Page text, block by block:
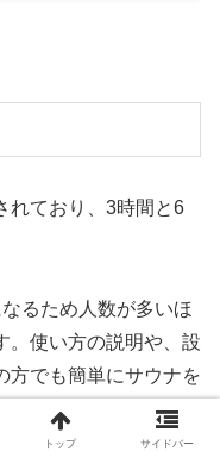
れており、3時間と6
るため人数が多いほ
。使い方の説明や、設
方でも簡単にサウナを
トップ サイドバー